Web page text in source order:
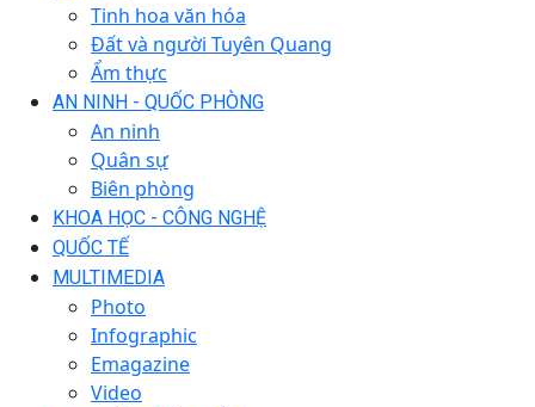
Tinh hoa văn hóa
Đất và người Tuyên Quang
Ẩm thực
AN NINH - QUỐC PHÒNG
An ninh
Quân sự
Biên phòng
KHOA HỌC - CÔNG NGHỆ
QUỐC TẾ
MULTIMEDIA
Photo
Infographic
Emagazine
Video